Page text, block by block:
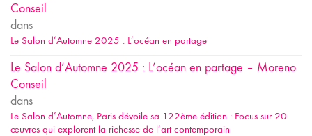
Conseil
dans
Le Salon d’Automne 2025 : L’océan en partage
Le Salon d’Automne 2025 : L’océan en partage – Moreno
Conseil
dans
Le Salon d’Automne, Paris dévoile sa 122ème édition : Focus sur 20
œuvres qui explorent la richesse de l’art contemporain